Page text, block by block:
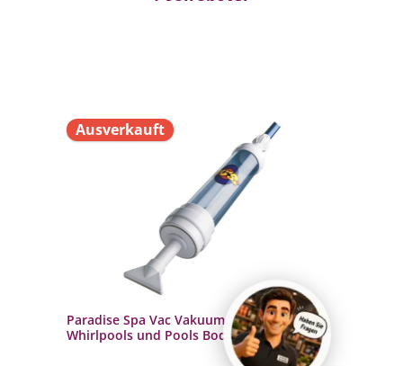
Ausverkauft
Paradise Spa Vac Vakuum Sauger für
Whirlpools und Pools Bodensauger